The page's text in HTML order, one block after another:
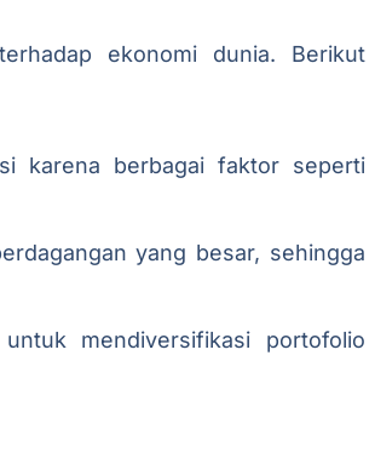
ekonomi dunia. Berikut
karena berbagai faktor seperti
yang besar, sehingga
mendiversifikasi portofolio